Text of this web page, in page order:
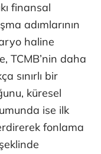
finansal
adımlarının
haline
TCMB’nin daha
sınırlı bir
küresel
ise ilk
fonlama